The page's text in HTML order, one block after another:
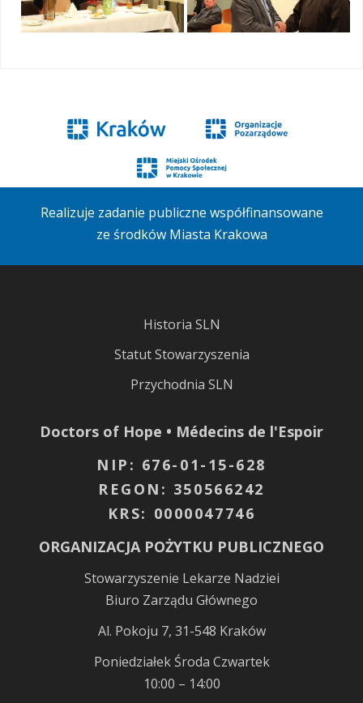
Realizuje zadanie publiczne współfinansowane
ze środków Miasta Krakowa
Historia SLN
Statut Stowarzyszenia
Przychodnia SLN
Doctors of Hope • Médecins de l'Espoir
NIP: 676-01-15-628
REGON: 350566242
KRS: 0000047746
ORGANIZACJA POŻYTKU PUBLICZNEGO
Stowarzyszenie Lekarze Nadziei
Biuro Zarządu Głównego
Al. Pokoju 7, 31-548 Kraków
Poniedziałek Środa Czwartek
10:00 – 14:00